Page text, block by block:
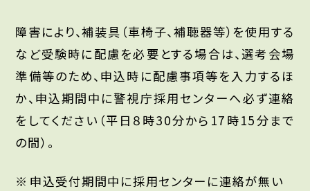
障害により、補装具（車椅子、補聴器等）を使用する
など受験時に配慮を必要とする場合は、選考会場
準備等のため、申込時に配慮事項等を入力するほ
か、申込期間中に警視庁採用センターへ必ず連絡
をしてください（平日８時30分から17時15分まで
の間）。
申込受付期間中に採用センターに連絡が無い